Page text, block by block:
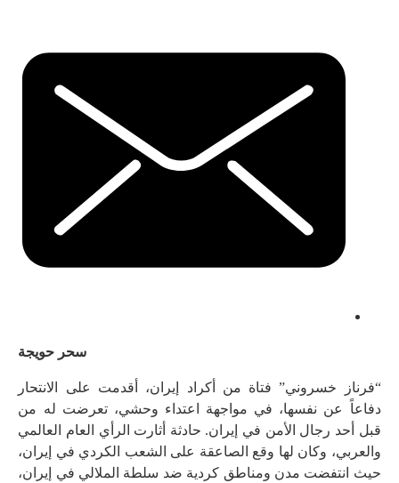
سحر حويجة
“فرناز خسروني” فتاة من أكراد إيران، أقدمت على الانتحار
دفاعاً عن نفسها، في مواجهة اعتداء وحشي، تعرضت له من
قبل أحد رجال الأمن في إيران. حادثة أثارت الرأي العام العالمي
والعربي، وكان لها وقع الصاعقة على الشعب الكردي في إيران،
حيث انتفضت مدن ومناطق كردية ضد سلطة الملالي في إيران،